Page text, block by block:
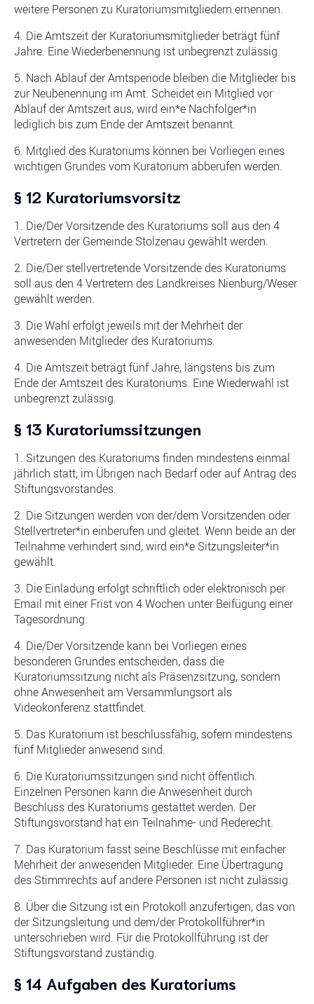
weitere Personen zu Kuratoriumsmitgliedern ernennen.
4. Die Amtszeit der Kuratoriumsmitglieder beträgt fünf
Jahre. Eine Wiederbenennung ist unbegrenzt zulässig.
5. Nach Ablauf der Amtsperiode bleiben die Mitglieder bis
zur Neubenennung im Amt. Scheidet ein Mitglied vor
Ablauf der Amtszeit aus, wird ein*e Nachfolger*in
lediglich bis zum Ende der Amtszeit benannt.
6. Mitglied des Kuratoriums können bei Vorliegen eines
wichtigen Grundes vom Kuratorium abberufen werden.
§ 12 Kuratoriumsvorsitz
1. Die/Der Vorsitzende des Kuratoriums soll aus den 4
Vertretern der Gemeinde Stolzenau gewählt werden.
2. Die/Der stellvertretende Vorsitzende des Kuratoriums
soll aus den 4 Vertretern des Landkreises Nienburg/Weser
gewählt werden.
3. Die Wahl erfolgt jeweils mit der Mehrheit der
anwesenden Mitglieder des Kuratoriums.
4. Die Amtszeit beträgt fünf Jahre, längstens bis zum
Ende der Amtszeit des Kuratoriums. Eine Wiederwahl ist
unbegrenzt zulässig.
§ 13 Kuratoriumssitzungen
1. Sitzungen des Kuratoriums finden mindestens einmal
jährlich statt; im Übrigen nach Bedarf oder auf Antrag des
Stiftungsvorstandes.
2. Die Sitzungen werden von der/dem Vorsitzenden oder
Stellvertreter*in einberufen und gleitet. Wenn beide an der
Teilnahme verhindert sind, wird ein*e Sitzungsleiter*in
gewählt.
3. Die Einladung erfolgt schriftlich oder elektronisch per
Email mit einer Frist von 4 Wochen unter Beifügung einer
Tagesordnung.
4. Die/Der Vorsitzende kann bei Vorliegen eines
besonderen Grundes entscheiden, dass die
Kuratoriumssitzung nicht als Präsenzsitzung, sondern
ohne Anwesenheit am Versammlungsort als
Videokonferenz stattfindet.
5. Das Kuratorium ist beschlussfähig, sofern mindestens
fünf Mitglieder anwesend sind.
6. Die Kuratoriumssitzungen sind nicht öffentlich.
Einzelnen Personen kann die Anwesenheit durch
Beschluss des Kuratoriums gestattet werden. Der
Stiftungsvorstand hat ein Teilnahme- und Rederecht.
7. Das Kuratorium fasst seine Beschlüsse mit einfacher
Mehrheit der anwesenden Mitglieder. Eine Übertragung
des Stimmrechts auf andere Personen ist nicht zulässig.
8. Über die Sitzung ist ein Protokoll anzufertigen, das von
der Sitzungsleitung und dem/der Protokollführer*in
unterschrieben wird. Für die Protokollführung ist der
Stiftungsvorstand zuständig.
§ 14 Aufgaben des Kuratoriums